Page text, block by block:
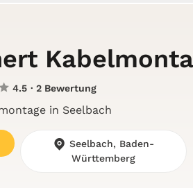
4.5 · 2 Bewertung
in Seelbach
Seelbach, Baden-
Württemberg